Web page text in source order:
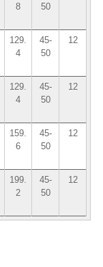
8
50
129.
4
45-
50
12
129.
4
45-
50
12
159.
6
45-
50
12
199.
2
45-
50
12